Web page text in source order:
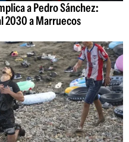
a Pedro Sánchez:
2030 a Marruecos